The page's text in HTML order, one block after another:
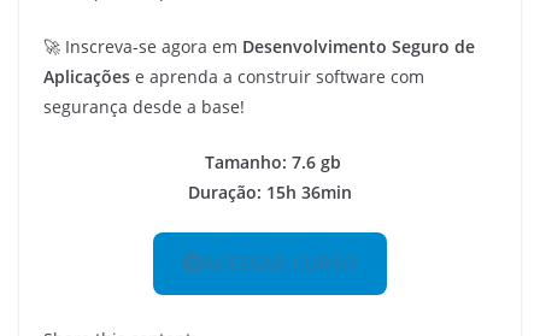
🚀 Inscreva-se agora em Desenvolvimento Seguro de
Aplicações e aprenda a construir software com
segurança desde a base!
Tamanho: 7.6 gb
Duração: 15h 36min
ACESSAR CURSO